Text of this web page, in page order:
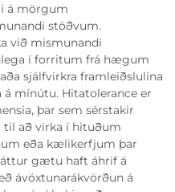
á mörgum
stöðvum.
við mismunandi
í forritum frá hægum
sjálfvirkra framleiðslulína
mínútu. Hitatolerance er
þar sem sérstakir
til að virka í hituðum
eða kælikerfjum þar
gætu haft áhrif á
ávöxtunarákvörðun á